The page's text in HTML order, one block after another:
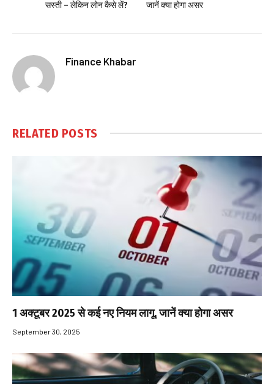
सस्ती – लेकिन लोन कैसे लें? जानें क्या होगा असर
Finance Khabar
RELATED POSTS
1 अक्टूबर 2025 से कई नए नियम लागू, जानें क्या होगा असर
September 30, 2025